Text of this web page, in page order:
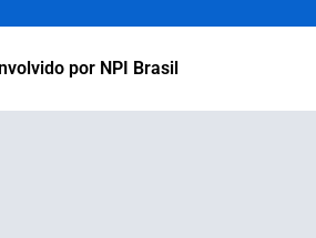
por NPI Brasil